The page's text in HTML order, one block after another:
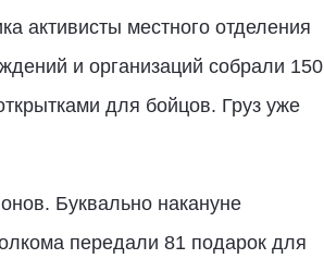
активисты местного отделения
и организаций собрали 150
для бойцов. Груз уже
Буквально накануне
передали 81 подарок для